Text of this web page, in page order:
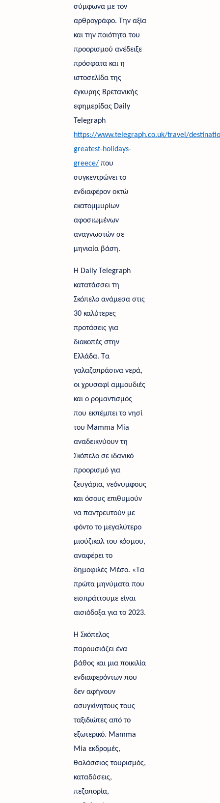
σύμφωνα με τον
αρθρογράφο. Την αξία
και την ποιότητα του
προορισμού ανέδειξε
πρόσφατα και η
ιστοσελίδα της
έγκυρης Βρετανικής
εφημερίδας Daily
https://www.telegraph.co.uk/travel/
greatest-holidays-
greece/ που
συγκεντρώνει το
ενδιαφέρον οκτώ
εκατομμυρίων
αφοσιωμένων
αναγνωστών σε
μηνιαία βάση.
Η Daily Telegraph
κατατάσσει τη
Σκόπελο ανάμεσα στις
30 καλύτερες
προτάσεις για
διακοπές στην
Ελλάδα. Τα
γαλαζοπράσινα νερά,
οι χρυσαφί αμμουδιές
και ο ρομαντισμός
που εκπέμπει το νησί
του Mamma Mia
αναδεικνύουν τη
Σκόπελο σε ιδανικό
προορισμό για
ζευγάρια, νεόνυμφους
και όσους επιθυμούν
να παντρευτούν με
φόντο το μεγαλύτερο
μιούζικαλ του κόσμου,
αναφέρει το
δημοφιλές Μέσο. «Τα
πρώτα μηνύματα που
εισπράττουμε είναι
Η Σκόπελος
παρουσιάζει ένα
βάθος και μια ποικιλία
ενδιαφερόντων που
δεν αφήνουν
ασυγκίνητους τους
ταξιδιώτες από το
εξωτερικό. Mamma
Mia εκδρομές,
θαλάσσιος τουρισμός,
καταδύσεις,
πεζοπορία,